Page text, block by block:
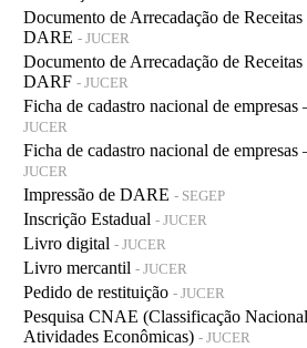
Documento de Arrecadação de Receitas
DARE - JUCER
Documento de Arrecadação de Receitas
DARF - JUCER
Ficha de cadastro nacional de empresas
JUCER
Ficha de cadastro nacional de empresas
JUCER
Impressão de DARE - SEGEP
Inscrição Estadual - JUCER
Livro digital - JUCER
Livro mercantil - JUCER
Pedido de restituição - JUCER
Pesquisa CNAE (Classificação
Atividades Econômicas) - JUCER